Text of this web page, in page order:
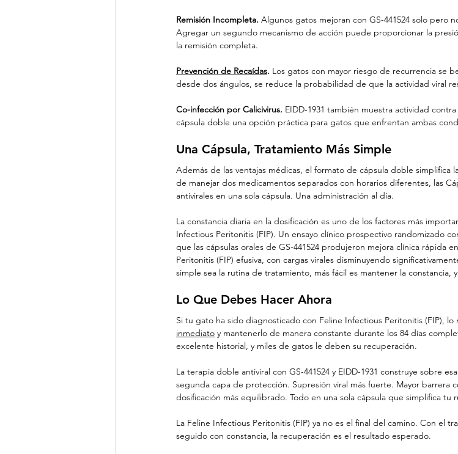
Remisión Incompleta. Algunos gatos mejoran con GS-441524 solo pero
Agregar un segundo mecanismo de acción puede proporcionar la
la remisión completa.
Prevención de Recaídas. Los gatos con mayor riesgo de recurrencia se
desde dos ángulos, se reduce la probabilidad de que la actividad viral
Co-infección por Calicivirus. EIDD-1931 también muestra actividad
cápsula doble una opción práctica para gatos que enfrentan ambas
Una Cápsula, Tratamiento Más Simple
Además de las ventajas médicas, el formato de cápsula doble simplifica
de manejar dos medicamentos separados con horarios diferentes, las
antivirales en una sola cápsula. Una administración al día.
La constancia diaria en la dosificación es uno de los factores más
Infectious Peritonitis (FIP). Un ensayo clínico prospectivo randomizado
que las cápsulas orales de GS-441524 produjeron mejora clínica rápida
Peritonitis (FIP) efusiva, con cargas virales disminuyendo
simple sea la rutina de tratamiento, más fácil es mantener la constancia,
Lo Que Debes Hacer Ahora
Si tu gato ha sido diagnosticado con Feline Infectious Peritonitis (FIP), lo
inmediato y mantenerlo de manera constante durante los 84 días
excelente historial, y miles de gatos le deben su recuperación.
La terapia doble antiviral con GS-441524 y EIDD-1931 construye sobre
segunda capa de protección. Supresión viral más fuerte. Mayor barrera
dosificación más equilibrado. Todo en una sola cápsula que simplifica tu
La Feline Infectious Peritonitis (FIP) ya no es el final del camino. Con el
seguido con constancia, la recuperación es el resultado esperado.